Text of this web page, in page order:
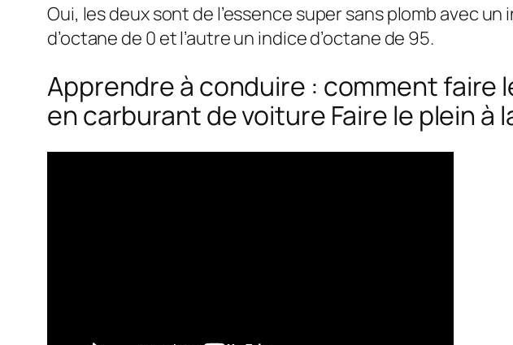
Oui, les deux sont de l’essence super sans plomb avec
d’octane de 0 et l’autre un indice d’octane de 95.
Apprendre à conduire : comment faire
en carburant de voiture Faire le plein à